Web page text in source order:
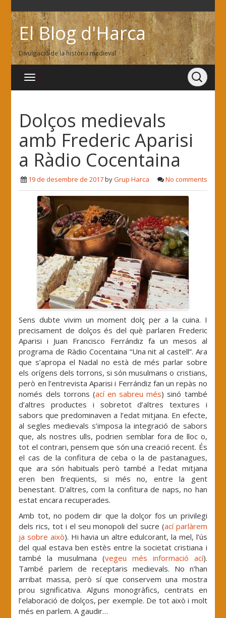
El Blog d'Harca
Divulgació de la història medieval
Dolços medievals
amb Frederic Aparisi
a Ràdio Cocentaina
19 de desembre de 2017byGrup Harca No comments
Sens dubte vivim un moment dolç per a la cuina. I
precisament de dolços és del què parlaren Frederic
Aparisi i Juan Francisco Ferrándiz fa un mesos al
programa de Ràdio Cocentaina “Una nit al castell”. Ara
que s’apropa el Nadal no està de més parlar sobre
els orígens dels torrons, si són musulmans o cristians,
però en l’entrevista Aparisi i Ferrándiz fan un repàs no
només dels torrons (ací en sabreu més) sinó també
d’altres productes i sobretot d’altres textures i
sabors que predominaven a l’edat mitjana. En efecte,
al segles medievals s’imposa la integració de sabors
que, als nostres ulls, podrien semblar fora de lloc o,
tot el contrari, pensem que són una creació recent. És
el cas de la confitura de ceba o la de pastanagues,
que ara són habituals però també a l’edat mitjana
eren ben freqüents, si més no, entre la gent
benestant. D’altres, com la confitura de naps, no han
estat encara recuperades.
Amb tot, no podem dir que la dolçor fos un privilegi
dels rics, tot i el seu monopoli del sucre (ací parlàrem
ja sobre això). Hi havia un altre edulcorant, la mel, l’ús
del qual estava ben estès entre la societat cristiana i
també la musulmana (vegeu més informació ací).
També parlem de receptaris medievals. No n’han
arribat massa, però sí que conservem una mostra
prou significativa. Alguns monogràfics, centrats en
l’elaboració de dolços, per exemple. De tot això i molt
més en parlem. A gaudir…